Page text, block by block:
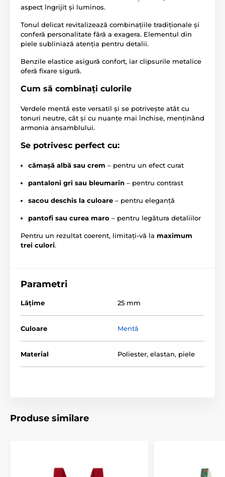
aspect îngrijit și luminos.
Tonul delicat revitalizează combinațiile tradiționale și
conferă personalitate fără a exagera. Elementul din
piele subliniază atenția pentru detalii.
Benzile elastice asigură confort, iar clipsurile metalice
oferă fixare sigură.
Cum să combinați culorile
Verdele mentă este versatil și se potrivește atât cu
tonuri neutre, cât și cu nuanțe mai închise, menținând
armonia ansamblului.
Se potrivesc perfect cu:
cămașă albă sau crem – pentru un efect curat
pantaloni gri sau bleumarin – pentru contrast
sacou deschis la culoare – pentru eleganță
pantofi sau curea maro – pentru legătura detaliilor
Pentru un rezultat coerent, limitați-vă la maximum
trei culori.
Parametri
Lăţime 25 mm
Culoare Mentă
Material Poliester, elastan, piele
Produse similare